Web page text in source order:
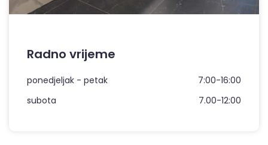
Radno vrijeme
ponedjeljak - petak
7:00-16:00
subota
7.00-12:00